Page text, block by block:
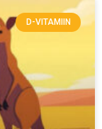
D-VITAMIIN